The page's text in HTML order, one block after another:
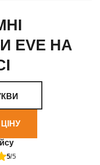
EVE НА
5/5